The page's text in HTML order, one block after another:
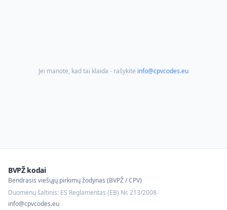
Jei manote, kad tai klaida - rašykite info@cpvcodes.eu
BVPŽ kodai
Bendrasis viešųjų pirkimų žodynas (BVPŽ / CPV)
Duomenų šaltinis: ES Reglamentas (EB) Nr. 213/2008
info@cpvcodes.eu